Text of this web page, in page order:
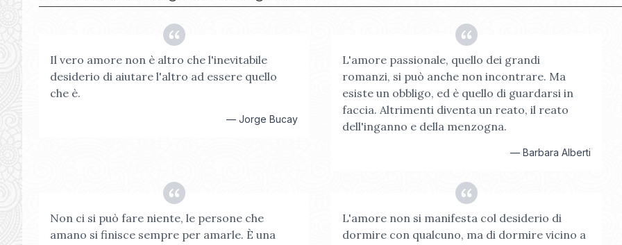
Il vero amore non è altro che l'inevitabile
desiderio di aiutare l'altro ad essere quello
che è.
—Jorge Bucay
L'amore passionale, quello dei grandi
romanzi, si può anche non incontrare. Ma
esiste un obbligo, ed è quello di guardarsi in
faccia. Altrimenti diventa un reato, il reato
dell'inganno e della menzogna.
— Barbara Alberti
Non ci si può fare niente, le persone che
amano si finisce sempre per amarle. È una
L'amore non si manifesta col desiderio di
dormire con qualcuno, ma di dormire vicino a